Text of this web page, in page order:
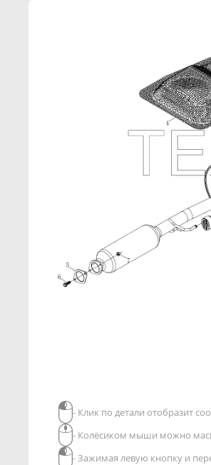
- Клик по детали отобразит
- Колёсиком мыши можно
- Зажимая левую кнопку и